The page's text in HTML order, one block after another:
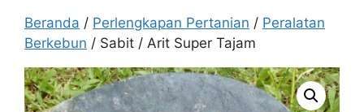
Beranda / Perlengkapan Pertanian / Peralatan
Berkebun / Sabit / Arit Super Tajam